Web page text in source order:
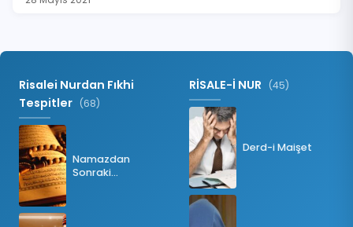
Risalei Nurdan Fıkhi
Tespitler (68)
Namazdan
Sonraki
RİSALE-İ NUR (45)
Derd-i Maişet